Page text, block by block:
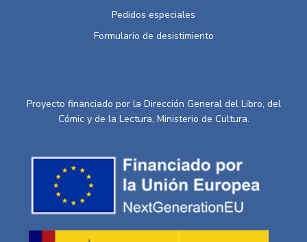
Pedidos especiales
Formulario de desistimiento
Proyecto financiado por la Dirección General del Libro, del
Cómic y de la Lectura, Ministerio de Cultura.